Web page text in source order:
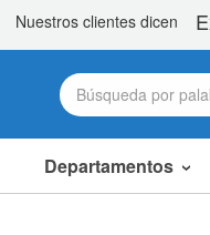
Departamentos